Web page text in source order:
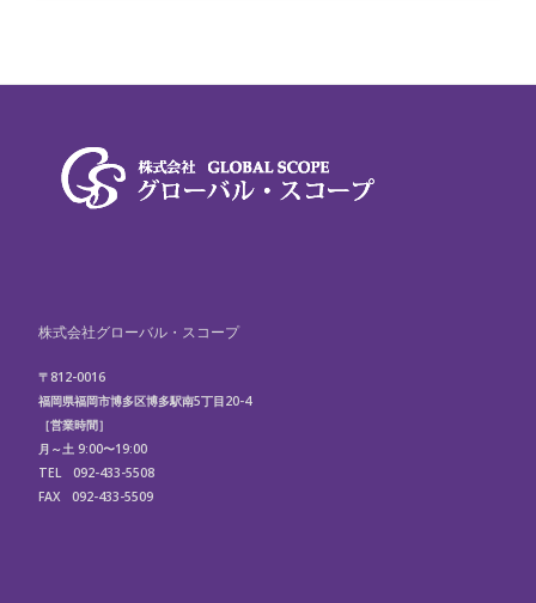
株式会社グローバル・スコープ
〒812-0016
福岡県福岡市博多区博多駅南5丁目20-4
［営業時間］
月～土 9:00〜19:00
TEL 092-433-5508
FAX 092-433-5509